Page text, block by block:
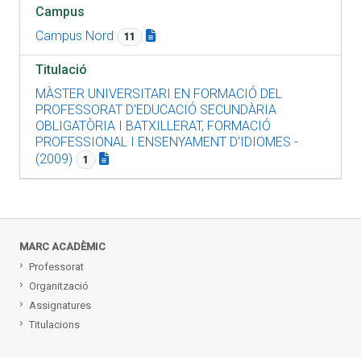
Campus
Campus Nord
11
Titulació
MÀSTER UNIVERSITARI EN FORMACIÓ DEL
PROFESSORAT D'EDUCACIÓ SECUNDÀRIA
OBLIGATÒRIA I BATXILLERAT, FORMACIÓ
PROFESSIONAL I ENSENYAMENT D'IDIOMES -
(2009)
1
MARC ACADÈMIC
Professorat
Organització
Assignatures
Titulacions